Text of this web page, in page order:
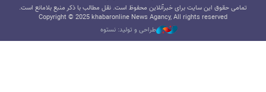
تمامی حقوق این سایت برای خبرآنلاین محفوظ است. نقل مطالب با ذکر منبع بلامانع است.
Copyright © 2025 khabaronline News Agancy, All rights reserved
طراحی و تولید: نستوه